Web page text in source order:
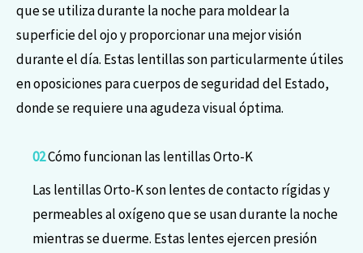
que se utiliza durante la noche para moldear la
superficie del ojo y proporcionar una mejor visión
durante el día. Estas lentillas son particularmente útiles
en oposiciones para cuerpos de seguridad del Estado,
donde se requiere una agudeza visual óptima.
02Cómo funcionan las lentillas Orto-K
Las lentillas Orto-K son lentes de contacto rígidas y
permeables al oxígeno que se usan durante la noche
mientras se duerme. Estas lentes ejercen presión